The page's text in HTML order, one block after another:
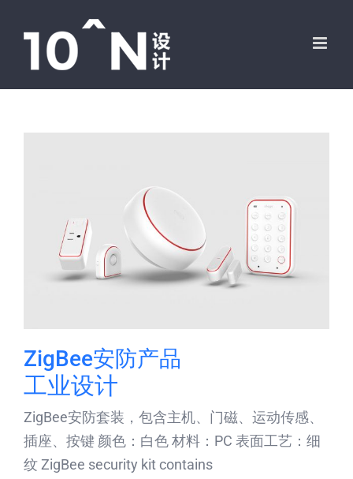
ZigBee安防产品
工业设计
ZigBee安防套装，包含主机、门磁、运动传感、
插座、按键 颜色：白色 材料：PC 表面工艺：细
纹 ZigBee security kit contains